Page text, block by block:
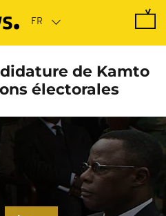
de Kamto
électorales